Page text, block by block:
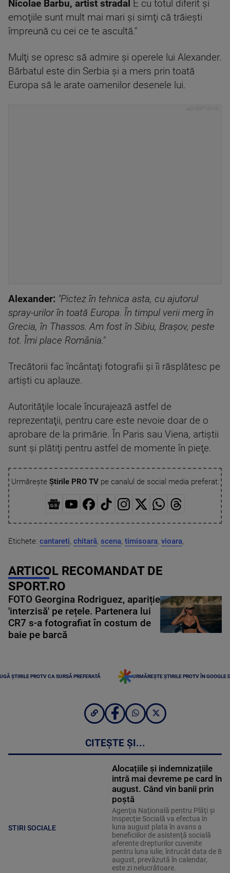
Nicolae Barbu, artist stradal E cu totul diferit şi
emoţiile sunt mult mai mari şi simţi că trăieşti
împreună cu cei ce te ascultă."
Mulţi se opresc să admire şi operele lui Alexander.
Bărbatul este din Serbia şi a mers prin toată
Europa să le arate oamenilor desenele lui.
Alexander: "Pictez în tehnica asta, cu ajutorul
spray-urilor în toată Europa. În timpul verii merg în
Grecia, în Thassos. Am fost în Sibiu, Braşov, peste
tot. Îmi place România."
Trecătorii fac încântaţi fotografii şi îi răsplătesc pe
artişti cu aplauze.
Autorităţile locale încurajează astfel de
reprezentaţii, pentru care este nevoie doar de o
aprobare de la primărie. În Paris sau Viena, artiştii
sunt şi plătiţi pentru astfel de momente în pieţe.
Urmărește Știrile PRO TVpe canalul de social media preferat:
Etichete: cantareti, chitară, scena, timisoara, vioara,
ARTICOL RECOMANDAT DE
SPORT.RO
FOTO Georgina Rodriguez, apariție
'interzisă' pe rețele. Partenera lui
CR7 s-a fotografiat în costum de
baie pe barcă
ȘTIRILE PROTV CA SURSĂ PREFERATĂ URMĂREȘTE ȘTIRILE PROTV ÎN GOOGLE
CITEȘTE ȘI...
STIRI SOCIALE
Alocațiile și indemnizațiile
intră mai devreme pe card în
august. Când vin banii prin
poștă
Agenţia Naţională pentru Plăţi şi
Inspecţie Socială va efectua în
luna august plata în avans a
beneficiilor de asistenţă socială
aferente drepturilor cuvenite
pentru luna iulie, întrucât data de 8
august, prevăzută în calendar,
este zi nelucrătoare.